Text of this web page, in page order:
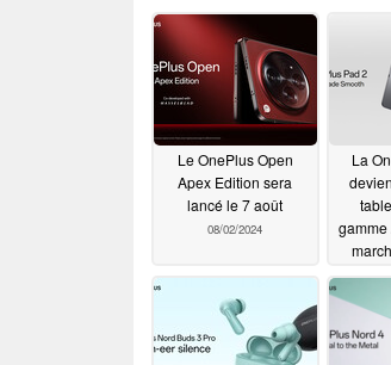
Le OnePlus Open
Apex Edition sera
lancé le 7 août
08/02/2024
La